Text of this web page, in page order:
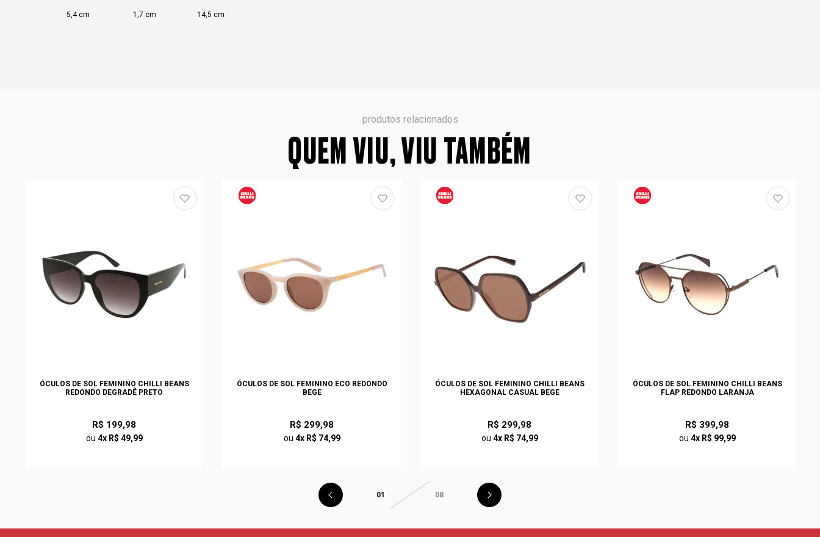
5,4 cm 1,7 cm 14,5 cm
produtos relacionados
QUEM VIU, VIU TAMBÉM
ÓCULOS DE SOL FEMININO CHILLI BEANS
REDONDO DEGRADÊ PRETO
R$ 199,98
ou 4x R$ 49,99
ÓCULOS DE SOL FEMININO ECO REDONDO
BEGE
R$ 299,98
ou 4x R$ 74,99
ÓCULOS DE SOL FEMININO CHILLI BEANS
HEXAGONAL CASUAL BEGE
R$ 299,98
ou 4x R$ 74,99
ÓCULOS DE SOL FEMININO CHILLI BEANS
FLAP REDONDO LARANJA
R$ 399,98
ou 4x R$ 99,99
01 08